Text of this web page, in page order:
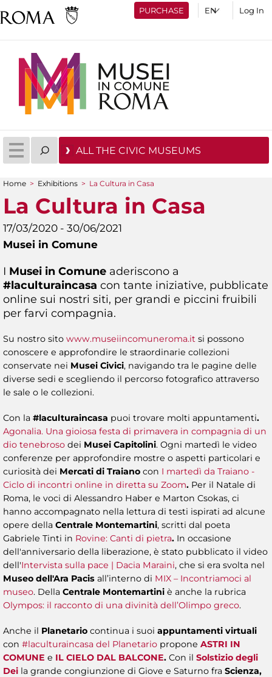
PURCHASE Log In
ALL THE CIVIC MUSEUMS
You are here
Home > Exhibitions > La Cultura in Casa
La Cultura in Casa
17/03/2020 - 30/06/2021
Musei in Comune
I Musei in Comune aderiscono a
#laculturaincasa con tante iniziative, pubblicate
online sui nostri siti, per grandi e piccini fruibili
per farvi compagnia.
Su nostro sito www.museiincomuneroma.it si possono
conoscere e approfondire le straordinarie collezioni
conservate nei Musei Civici, navigando tra le pagine delle
diverse sedi e scegliendo il percorso fotografico attraverso
le sale o le collezioni.
Con la #laculturaincasa puoi trovare molti appuntamenti.
Agonalia. Una gioiosa festa di primavera in compagnia di un
dio tenebroso dei Musei Capitolini. Ogni martedì le video
conferenze per approfondire mostre o aspetti particolari e
curiosità dei Mercati di Traiano con I martedì da Traiano -
Ciclo di incontri online in diretta su Zoom. Per il Natale di
Roma, le voci di Alessandro Haber e Marton Csokas, ci
hanno accompagnato nella lettura di testi ispirati ad alcune
opere della Centrale Montemartini, scritti dal poeta
Gabriele Tinti in ​ Rovine: Canti di pietra. In occasione
dell'anniversario della liberazione, è stato pubblicato il video
dell'Intervista sulla pace | Dacia Maraini, che si era svolta nel
Museo dell'Ara Pacis all’interno di MIX – Incontriamoci al
museo. Della Centrale Montemartini è anche la rubrica
Olympos: il racconto di una divinità dell’Olimpo greco.
Anche il Planetario continua i suoi appuntamenti virtuali
con #laculturaincasa del Planetario propone ASTRI IN
COMUNE e IL CIELO DAL BALCONE. Con il Solstizio degli
Dei la grande congiunzione di Giove e Saturno fra Scienza,